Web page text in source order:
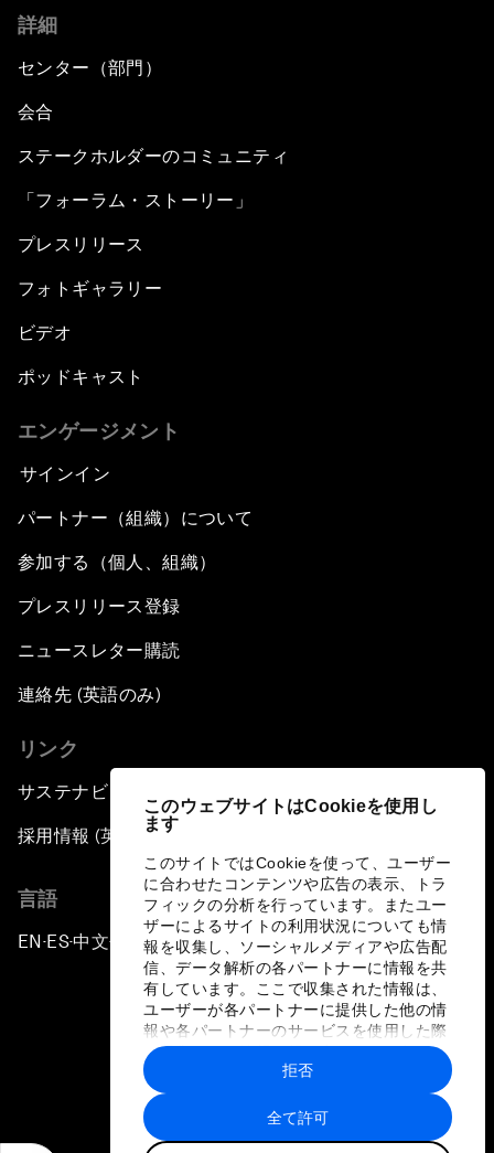
このウェブサイトはCookieを使用し
ます
このサイトではCookieを使って、ユーザー
に合わせたコンテンツや広告の表示、トラ
フィックの分析を行っています。またユー
ザーによるサイトの利用状況についても情
報を収集し、ソーシャルメディアや広告配
信、データ解析の各パートナーに情報を共
有しています。ここで収集された情報は、
ユーザーが各パートナーに提供した他の情
報や各パートナーのサービスを使用した際
に収集された情報と組み合わされ、各パー
トナーによって使用されることがありま
す。
全て許可
拒否
詳細
センター（部門）
会合
ステークホルダーのコミュニティ
「フォーラム・ストーリー」
プレスリリース
フォトギャラリー
ビデオ
ポッドキャスト
エンゲージメント
サインイン
パートナー（組織）について
参加する（個人、組織）
プレスリリース登録
ニュースレター購読
連絡先 (英語のみ)
リンク
サステナビリティへの取り組み
採用情報 (英語のみ)
言語
EN ▪ES▪中文▪ 日本語
プライバシーポリシーと利用規約
サイトマップ